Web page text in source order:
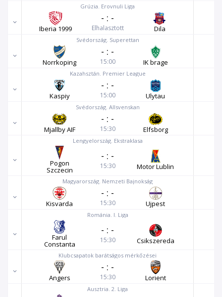
Grúzia. Erovnuli Liga
Iberia 1999
- : -
Elhalasztott Dila
Svédország. Superettan
Norrkoping
- : -
15:00 IK brage
Kazahsztán. Premier League
Kaspiy
- : -
15:00 Ulytau
Svédország. Allsvenskan
Mjallby AIF
- : -
15:30 Elfsborg
Lengyelország. Ekstraklasa
Pogon
Szczecin
- : -
15:30 Motor Lublin
Magyarország. Nemzeti Bajnokság
Kisvarda
- : -
15:30 Ujpest
Románia. I. Liga
Farul
Constanta
- : -
15:30 Csikszereda
Klubcsapatok barátságos mérkőzései
Angers
- : -
15:30 Lorient
Ausztria. 2. Liga